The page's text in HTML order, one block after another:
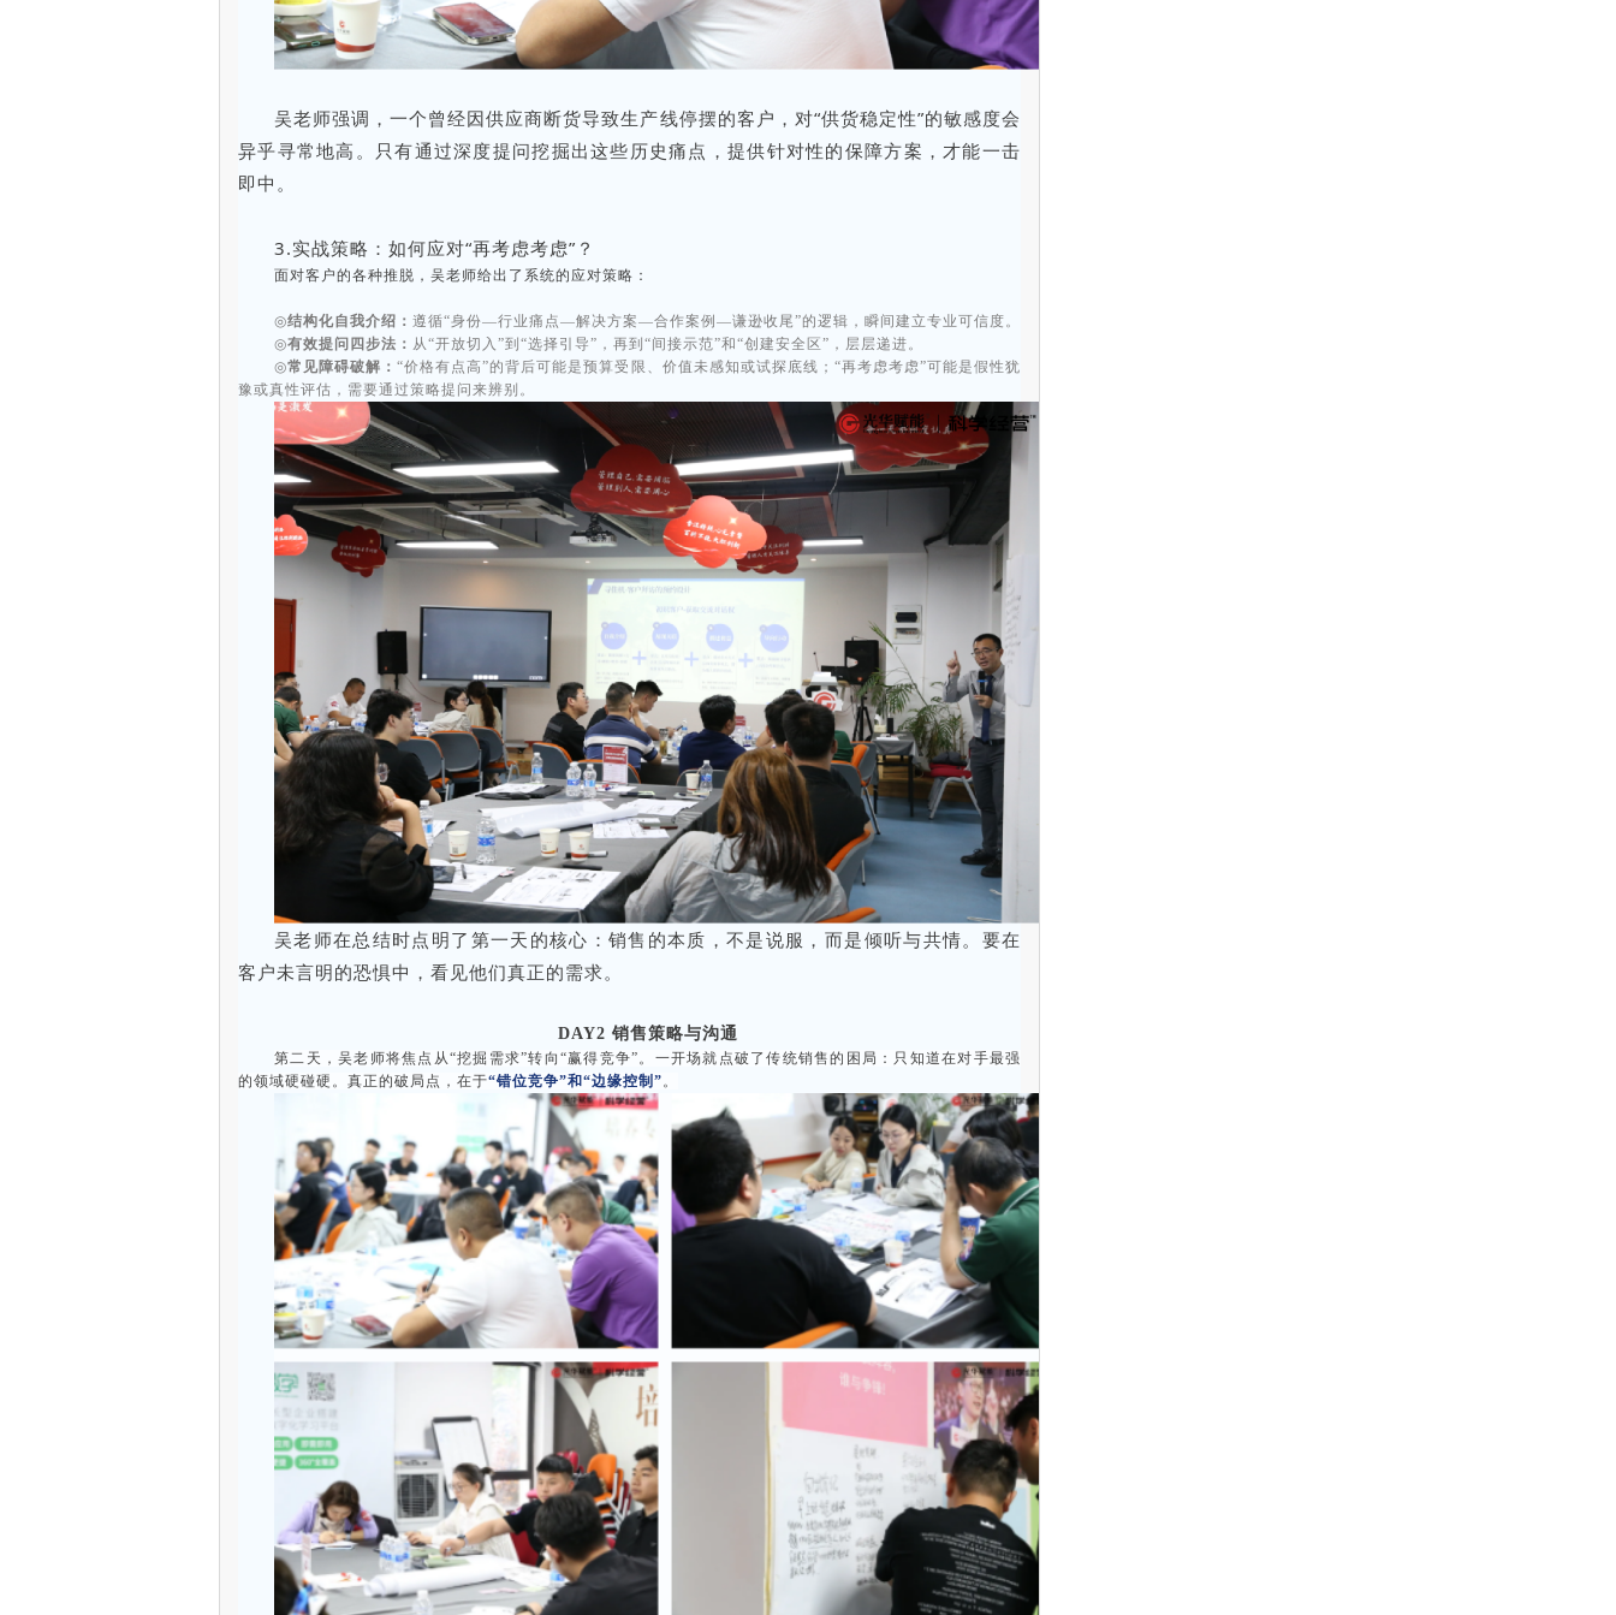
吴老师强调，一个曾经因供应商断货导致生产线停摆的客户，对“供货稳定性”的敏感度会
异乎寻常地高。只有通过深度提问挖掘出这些历史痛点，提供针对性的保障方案，才能一击
即中。
3.实战策略：如何应对“再考虑考虑”？
面对客户的各种推脱，吴老师给出了系统的应对策略：
◎结构化自我介绍： 遵循“身份—行业痛点—解决方案—合作案例—谦逊收尾”的逻辑，瞬间建立专业可信度。
◎有效提问四步法： 从“开放切入”到“选择引导”，再到“间接示范”和“创建安全区”，层层递进。
◎常见障碍破解：“价格有点高”的背后可能是预算受限、价值未感知或试探底线；“再考虑考虑”可能是假性犹
豫或真性评估，需要通过策略提问来辨别。
吴老师在总结时点明了第一天的核心：销售的本质，不是说服，而是倾听与共情。要在
客户未言明的恐惧中，看见他们真正的需求。
DAY2 销售策略与沟通
第二天，吴老师将焦点从“挖掘需求”转向“赢得竞争”。一开场就点破了传统销售的困局：只知道在对手最强
的领域硬碰硬。真正的破局点，在于“错位竞争”和 “边缘控制”。